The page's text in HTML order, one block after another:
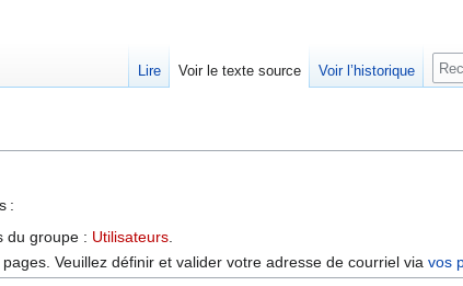
:
du groupe : Utilisateurs
Veuillez définir et valider votre adresse de courriel viavos
Lire Voir le texte source Voir l’historique